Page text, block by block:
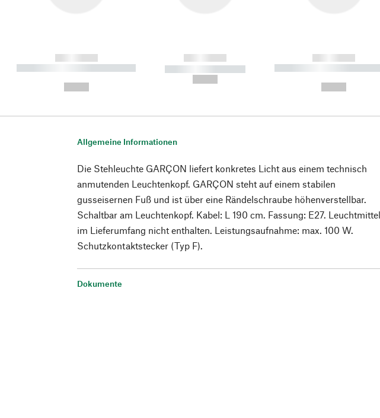
------------
----------- ----------- ----------
------------
----------- -----------
------------
----------- -----------
Allgemeine Informationen
Die Stehleuchte GARÇON liefert konkretes Licht aus einem technisch
anmutenden Leuchtenkopf. GARÇON steht auf einem stabilen
gusseisernen Fuß und ist über eine Rändelschraube höhenverstellbar.
Schaltbar am Leuchtenkopf. Kabel: L 190 cm. Fassung: E27. Leuchtmittel
im Lieferumfang nicht enthalten. Leistungsaufnahme: max. 100 W.
Schutzkontaktstecker (Typ F).
Dokumente